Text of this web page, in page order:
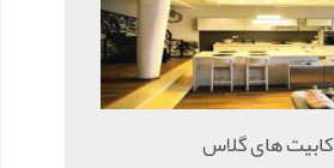
کابیت های گلاس